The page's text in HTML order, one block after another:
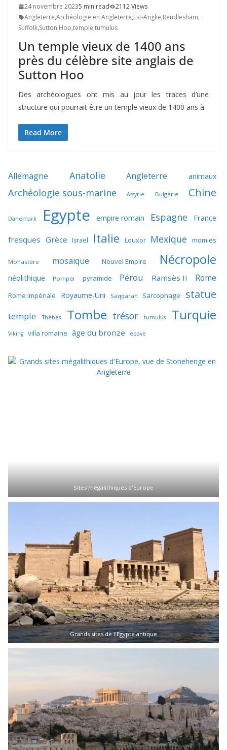
24 novembre 20235 min read
2112 Views
Angleterre,Archéologie en Angleterre,Est-Anglie,Rendlesham,
Suffolk,Sutton Hoo,temple,tumulus
Un temple vieux de 1400 ans
près du célèbre site anglais de
Sutton Hoo
Des archéologues ont mis au jour les traces d’une
structure qui pourrait être un temple vieux de 1400 ans à
Read More
Allemagne Anatolie Angleterre animaux
Archéologie sous-marine Assyrie Bulgarie Chine
Danemark Egypte empire romain Espagne France
fresques Grèce Israël Italie Louxor Mexique momies
Monastère mosaïque Nouvel Empire Nécropole
néolithique Pompéi pyramide Pérou Ramsès II Rome
Rome impériale Royaume-Uni Saqqarah Sarcophage statue
temple Thèbes Tombe trésor tumulus Turquie
Viking villa romaine âge du bronze épave
Sites mégalithiques d'Europe
Grands sites de l'Egypte antique